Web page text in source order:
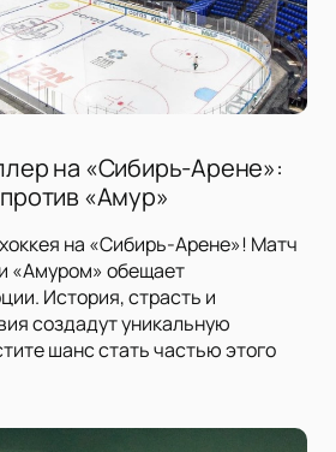
на «Сибирь-Арене»:
«Амур»
на «Сибирь-Арене»! Матч
«Амуром» обещает
История, страсть и
создадут уникальную
шанс стать частью этого